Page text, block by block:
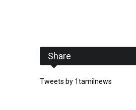
Share
Tweets by 1tamilnews